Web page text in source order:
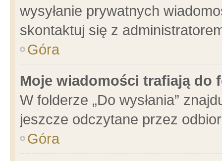
wysyłanie prywatnych
skontaktuj się z
Góra
Moje wiadomości trafiają do
W folderze „Do wysłania”
jeszcze odczytane przez
Góra